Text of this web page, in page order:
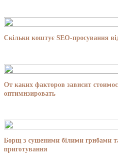
Скільки коштує SEO-просування
От каких факторов зависит
оптимизировать
Борщ з сушеними білими грибами
приготування